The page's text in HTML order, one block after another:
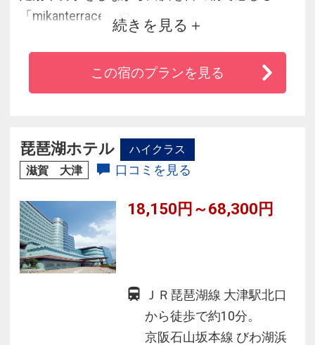
「mikanterrace」や、
目の前で泳ぐ新鮮な魚を味わう「いけす円座
（わろうだ）」、
日本三大古湯の白浜温泉を心ゆくまで堪能頂け
続きを見る
この宿のプランを見る
琵琶湖ホテル
ハイクラス
滋賀 大津
口コミを見る
18,150円～68,300円
ＪＲ琵琶湖線 大津駅北口
から徒歩で約10分。
京阪石山坂本線 びわ湖浜